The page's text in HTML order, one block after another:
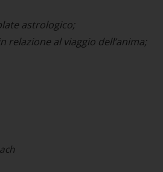
astrologico;
relazione al viaggio dell’anima;